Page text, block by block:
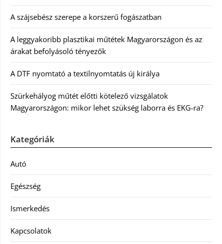
A szájsebész szerepe a korszerű fogászatban
A leggyakoribb plasztikai műtétek Magyarországon és az
árakat befolyásoló tényezők
A DTF nyomtató a textilnyomtatás új királya
Szürkehályog műtét előtti kötelező vizsgálatok
Magyarországon: mikor lehet szükség laborra és EKG-ra?
Kategóriák
Autó
Egészség
Ismerkedés
Kapcsolatok